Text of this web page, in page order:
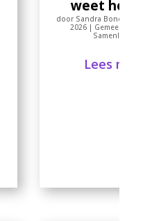
weet het niet
door Sandra Bonestroo
2026 | Gemeentebestuur
Samenleving
Lees meer